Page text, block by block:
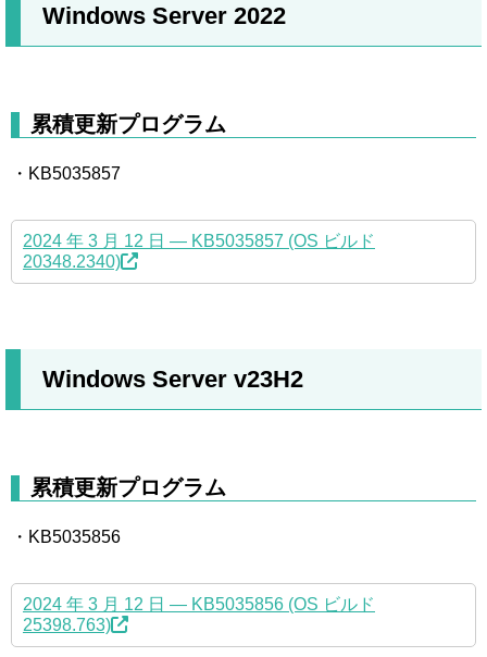
Windows Server 2022
累積更新プログラム
・KB5035857
2024 年 3 月 12 日 — KB5035857 (OS ビルド
20348.2340)
Windows Server v23H2
累積更新プログラム
・KB5035856
2024 年 3 月 12 日 — KB5035856 (OS ビルド
25398.763)